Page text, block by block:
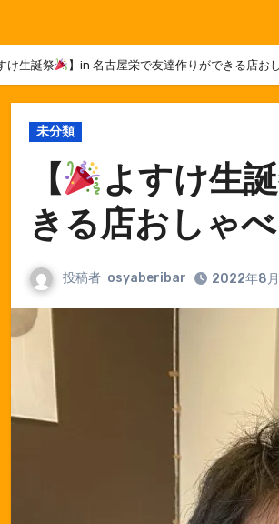
け生誕祭 】in 名古屋栄で友達作りができる店お
未分類
【 よすけ生
きる店おしゃ
投稿者 osyaberibar 2022年8